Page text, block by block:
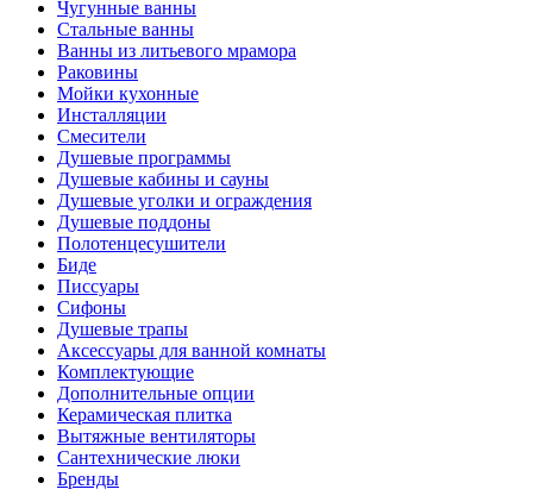
Чугунные ванны
Стальные ванны
Ванны из литьевого мрамора
Раковины
Мойки кухонные
Инсталляции
Смесители
Душевые программы
Душевые кабины и сауны
Душевые уголки и ограждения
Душевые поддоны
Полотенцесушители
Биде
Писсуары
Сифоны
Душевые трапы
Аксессуары для ванной комнаты
Комплектующие
Дополнительные опции
Керамическая плитка
Вытяжные вентиляторы
Сантехнические люки
Бренды